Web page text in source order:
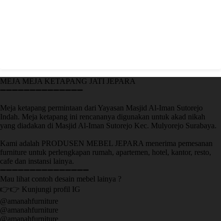
MEJA MEJA KETAPANG JATI JEPARA
➖➖➖➖➖➖➖➖➖➖➖➖➖➖
Meja ketapang permintaan dari Yayasan Masjid Al-Iman Sutorejo
Indah. Meja ketapang ini rencananya digunakan untuk akad nikah
yang diadakan di Masjid Al-Iman Sutorejo Kec. Mulyorejo Surabaya.
Kami adalah PRODUSEN MEBEL JEPARA menerima pemesanan
furniture untuk perlengkapan rumah, apartemen, hotel, kantor, resto,
cafe dan instansi lainya.
➖➖➖➖➖➖➖➖➖➖➖➖➖➖➖
Mau lihat contoh desain mebel lainya ?
👉👉 Kunjungi profil IG
@amanahfurniture
@amanahfurniture
@amanahfurniture